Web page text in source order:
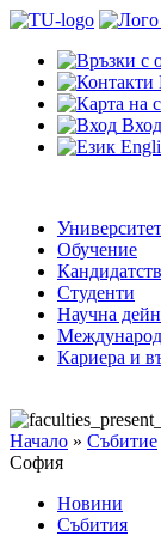
Вход
Обучение
Студенти
Научна
Кариера и
Начало » Събитие
София
Новини
Събития